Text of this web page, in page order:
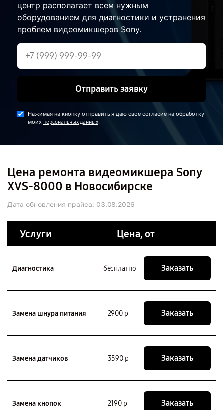
центр располагает всем нужным
оборудованием для диагностики и устранения
проблем видеомикшеров Sony.
Отправить заявку
Нажимая на кнопку отправить я даю свое согласие на обработку
моих персональных данных.
Цена ремонта видеомикшера Sony
XVS-8000 в Новосибирске
Дата обновления прайса: 03.08.2026
Услуги Цена, от
Диагностика бесплатно Заказать
Замена шнура питания 2900 р Заказать
Замена датчиков 3590 р Заказать
Замена кнопок 2190 р Заказать